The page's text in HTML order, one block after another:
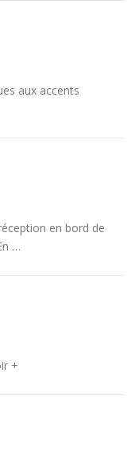
aux accents
en bord de
…
+